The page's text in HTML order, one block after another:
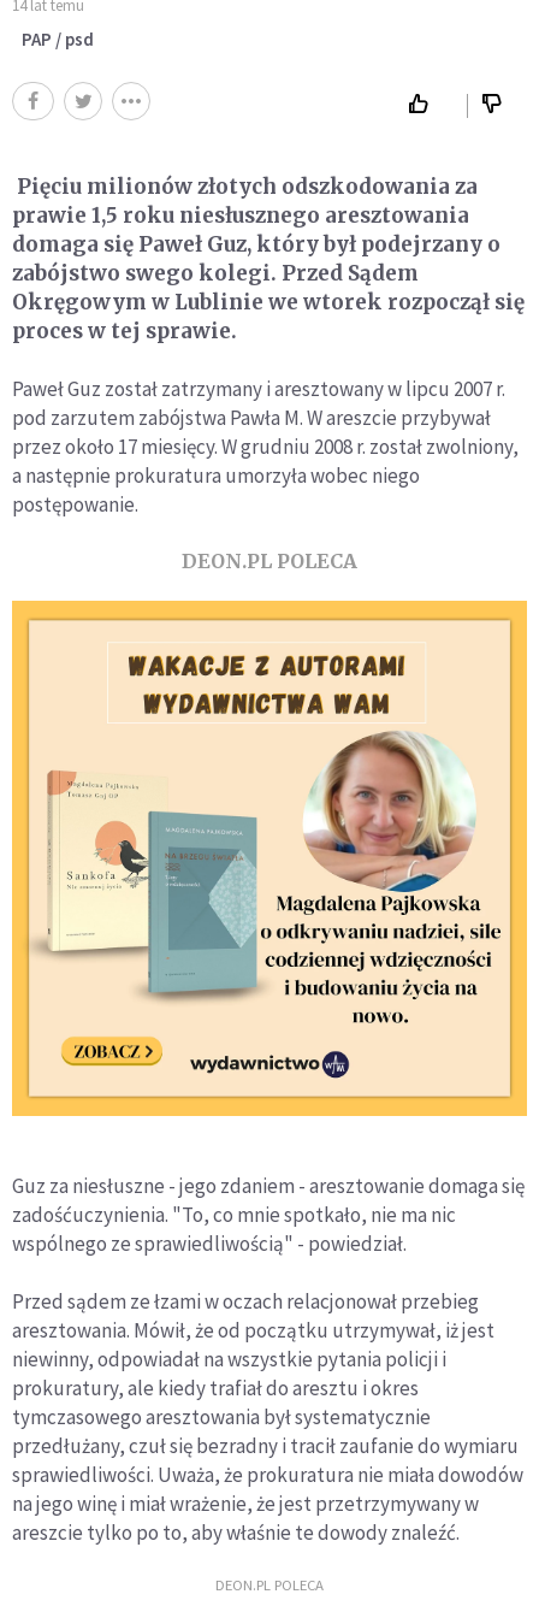
14 lat temu
PAP / psd
Pięciu milionów złotych odszkodowania za
prawie 1,5 roku niesłusznego aresztowania
domaga się Paweł Guz, który był podejrzany o
zabójstwo swego kolegi. Przed Sądem
Okręgowym w Lublinie we wtorek rozpoczął się
proces w tej sprawie.
Paweł Guz został zatrzymany i aresztowany w lipcu 2007 r.
pod zarzutem zabójstwa Pawła M. W areszcie przybywał
przez około 17 miesięcy. W grudniu 2008 r. został zwolniony,
a następnie prokuratura umorzyła wobec niego
postępowanie.
DEON.PL POLECA
Guz za niesłuszne - jego zdaniem - aresztowanie domaga się
zadośćuczynienia. "To, co mnie spotkało, nie ma nic
wspólnego ze sprawiedliwością" - powiedział.
Przed sądem ze łzami w oczach relacjonował przebieg
aresztowania. Mówił, że od początku utrzymywał, iż jest
niewinny, odpowiadał na wszystkie pytania policji i
prokuratury, ale kiedy trafiał do aresztu i okres
tymczasowego aresztowania był systematycznie
przedłużany, czuł się bezradny i tracił zaufanie do wymiaru
sprawiedliwości. Uważa, że prokuratura nie miała dowodów
na jego winę i miał wrażenie, że jest przetrzymywany w
areszcie tylko po to, aby właśnie te dowody znaleźć.
DEON.PL POLECA